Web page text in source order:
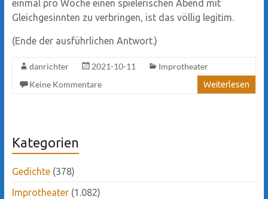
einmal pro Woche einen spielerischen Abend mit
Gleichgesinnten zu verbringen, ist das völlig legitim.
(Ende der ausführlichen Antwort.)
danrichter 2021-10-11
Improtheater
Keine Kommentare
Weiterlesen
Kategorien
Gedichte(378)
Improtheater(1.082)